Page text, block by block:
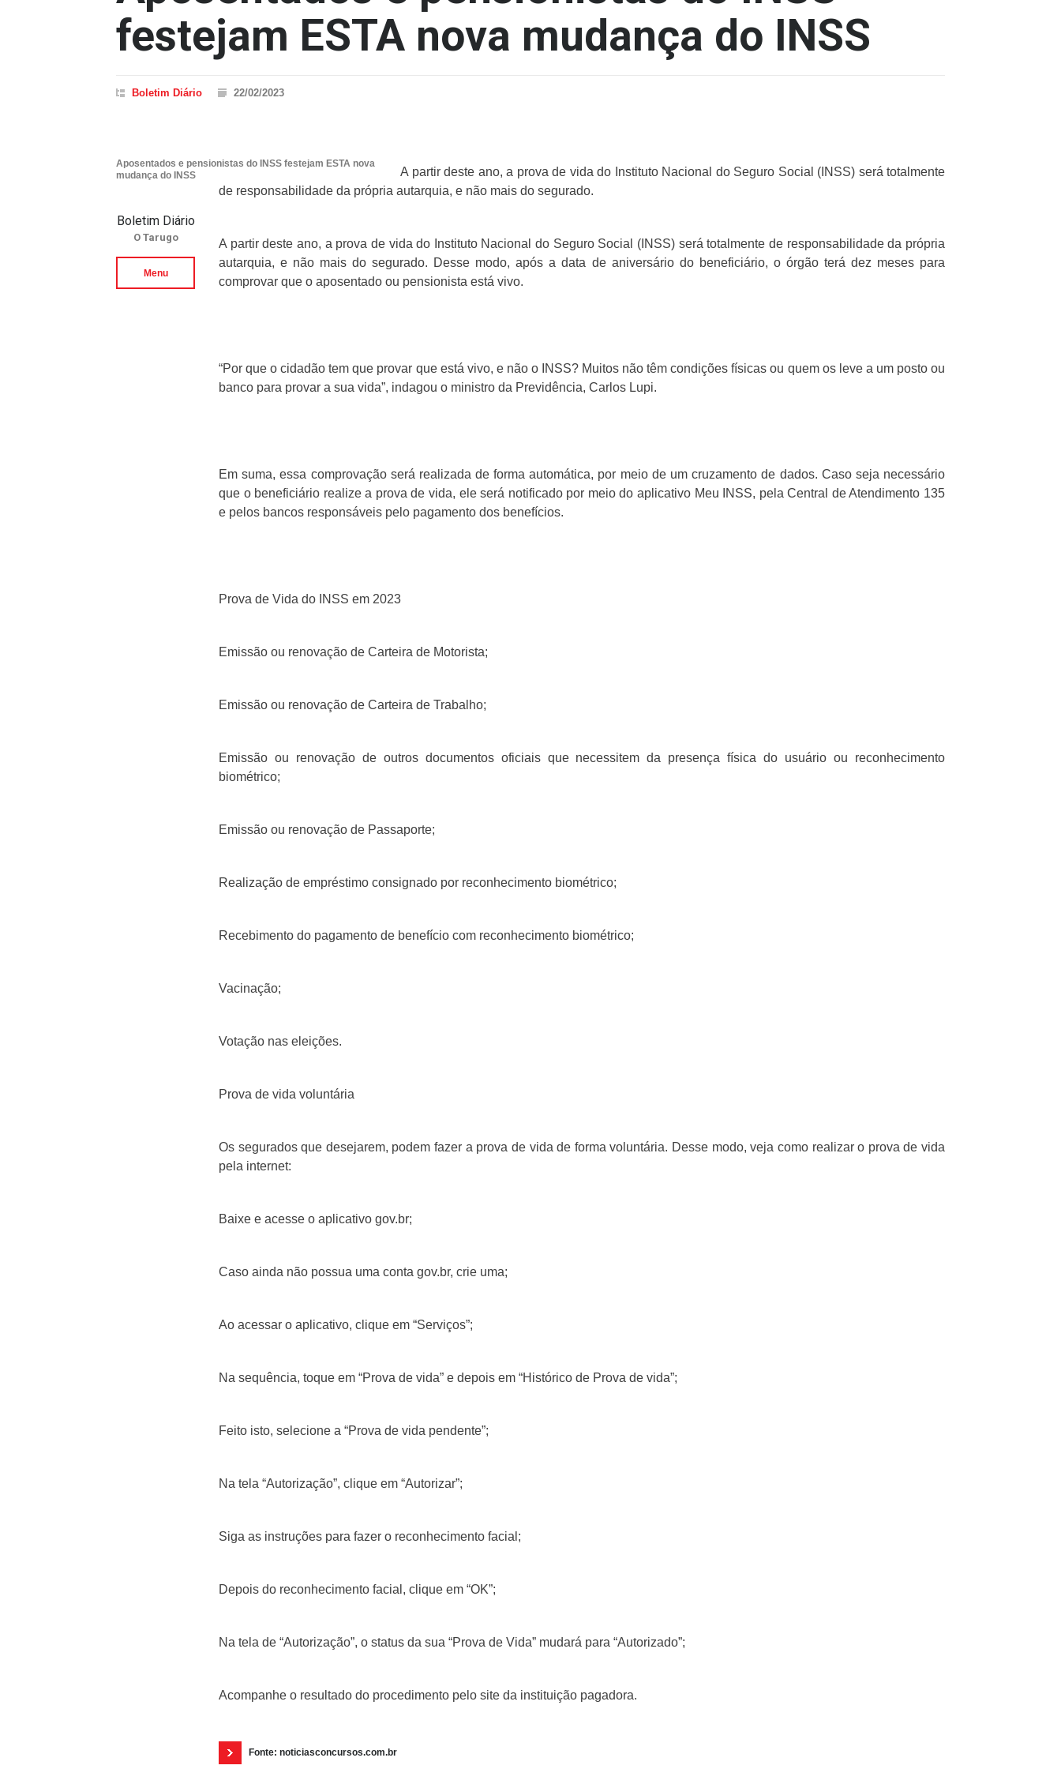
festejam ESTA nova mudança do INSS
Boletim Diário 22/02/2023
Aposentados e pensionistas do INSS festejam ESTA nova
mudança do INSS
A partir deste ano, a prova de vida do Instituto Nacional do Seguro Social (INSS) será totalmente
de responsabilidade da própria autarquia, e não mais do segurado.
A partir deste ano, a prova de vida do Instituto Nacional do Seguro Social (INSS) será totalmente de responsabilidade da própria
autarquia, e não mais do segurado. Desse modo, após a data de aniversário do beneficiário, o órgão terá dez meses para
comprovar que o aposentado ou pensionista está vivo.
“Por que o cidadão tem que provar que está vivo, e não o INSS? Muitos não têm condições físicas ou quem os leve a um posto ou
banco para provar a sua vida”, indagou o ministro da Previdência, Carlos Lupi.
Em suma, essa comprovação será realizada de forma automática, por meio de um cruzamento de dados. Caso seja necessário
que o beneficiário realize a prova de vida, ele será notificado por meio do aplicativo Meu INSS, pela Central de Atendimento 135
e pelos bancos responsáveis pelo pagamento dos benefícios.
Prova de Vida do INSS em 2023
Emissão ou renovação de Carteira de Motorista;
Emissão ou renovação de Carteira de Trabalho;
Emissão ou renovação de outros documentos oficiais que necessitem da presença física do usuário ou reconhecimento
biométrico;
Emissão ou renovação de Passaporte;
Realização de empréstimo consignado por reconhecimento biométrico;
Recebimento do pagamento de benefício com reconhecimento biométrico;
Vacinação;
Votação nas eleições.
Prova de vida voluntária
Os segurados que desejarem, podem fazer a prova de vida de forma voluntária. Desse modo, veja como realizar o prova de vida
pela internet:
Baixe e acesse o aplicativo gov.br;
Caso ainda não possua uma conta gov.br, crie uma;
Ao acessar o aplicativo, clique em “Serviços”;
Na sequência, toque em “Prova de vida” e depois em “Histórico de Prova de vida”;
Feito isto, selecione a “Prova de vida pendente”;
Na tela “Autorização”, clique em “Autorizar”;
Siga as instruções para fazer o reconhecimento facial;
Depois do reconhecimento facial, clique em “OK”;
Na tela de “Autorização”, o status da sua “Prova de Vida” mudará para “Autorizado”;
Acompanhe o resultado do procedimento pelo site da instituição pagadora.
Fonte: noticiasconcursos.com.br
Boletim Diário
O Tarugo
Menu